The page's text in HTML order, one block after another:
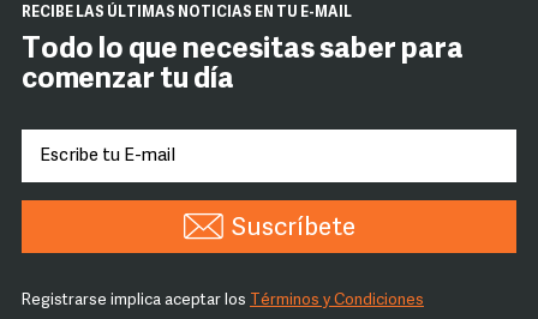
RECIBE LAS ÚLTIMAS NOTICIAS EN TU E-MAIL
Todo lo que necesitas saber para
comenzar tu día
Suscríbete
Registrarse implica aceptar los Términos y Condiciones